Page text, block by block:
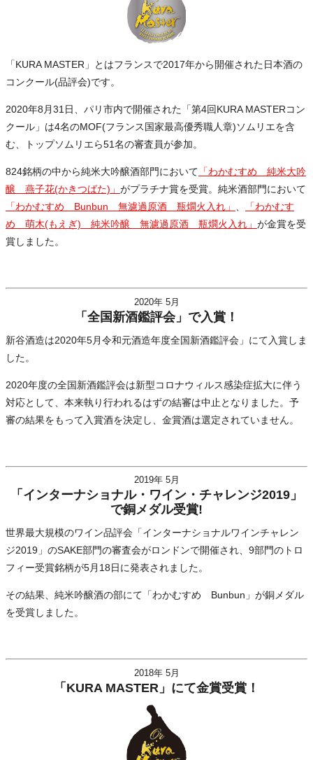
「KURA MASTER」とはフランスで2017年から開催された日本酒の
コンクール(品評会)です。
2020年8月31日、パリ市内で開催された「第4回KURA MASTERコン
クール」は4名のMOF(フランス国家最高優秀職人章)ソムリエを含
む、トップソムリエら51名の審査員が参加。
824銘柄の中から純米大吟醸酒部門において 「わかむすめ 純米大吟
醸 燕子花(かきつばた)」 がプラチナ賞を受賞。純米酒部門において
「わかむすめ Bunbun 無濾過原酒 瓶燗火入れ」 、
「わかむす
め 萌木(もえぎ) 純米吟醸 無濾過原酒 瓶燗火入れ」 が金賞を受
賞しました。
2020年 5月
「全国新酒鑑評会」で入賞！
新谷酒造は2020年5月令和元酒造年度全国新酒鑑評会」にて入賞しま
した。
2020年度の全国新酒鑑評会は新型コロナウィルス感染症拡大に伴う
対応として、本来執り行われるはずの結審は中止となりました。予
審の結果をもって入賞酒を決定し、金賞酒は選定されていません。
2019年 5月
「インターナショナル・ワイン・チャレンジ2019」
で銅メダル受賞!
世界最大規模のワイン品評会「インターナショナルワインチャレン
ジ2019」のSAKE部門の審査会がロンドンで開催され、9部門のトロ
フィー受賞銘柄が5月18日に発表されました。
その結果、純米吟醸酒の部にて「わかむすめ Bunbun」が銅メダル
を受賞しました。
2018年 5月
「KURA MASTER」にて金賞受賞！